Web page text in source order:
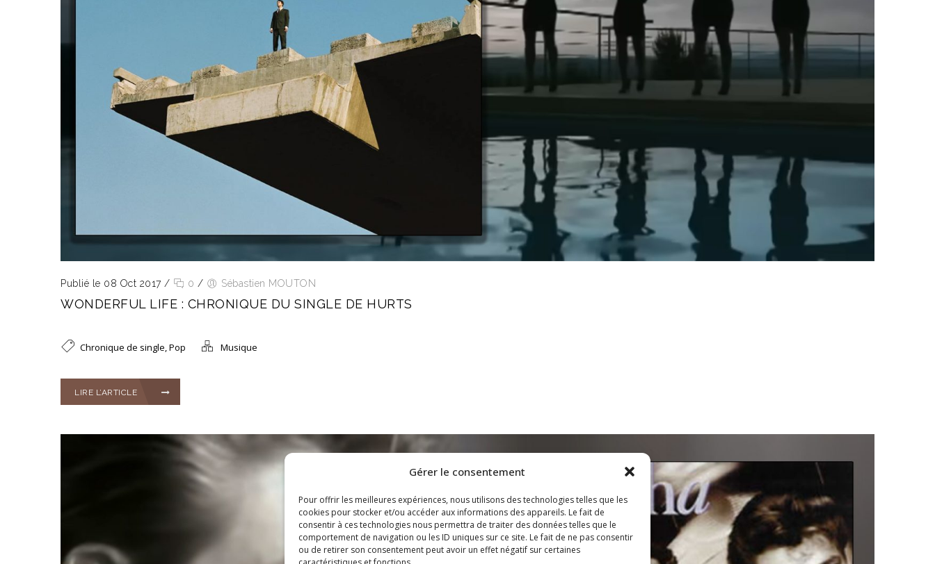
Gérer le consentement
Pour offrir les meilleures expériences, nous utilisons des technologies telles que les
cookies pour stocker et/ou accéder aux informations des appareils. Le fait de
consentir à ces technologies nous permettra de traiter des données telles que le
comportement de navigation ou les ID uniques sur ce site. Le fait de ne pas consentir
ou de retirer son consentement peut avoir un effet négatif sur certaines
Publié le 08 Oct 2017 / 0 / Sébastien MOUTON
WONDERFUL LIFE : CHRONIQUE DU SINGLE DE HURTS
Chronique de single,Pop Musique
LIRE L’ARTICLE